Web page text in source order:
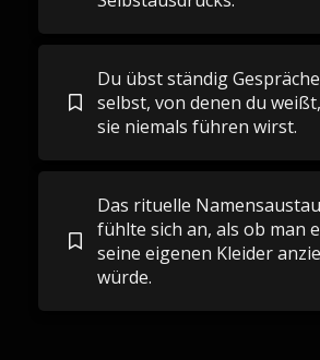
Du übst ständig
selbst, von denen du
sie niemals führen wirst.
Das rituelle
fühlte sich an, als ob man
seine eigenen Kleider
würde.